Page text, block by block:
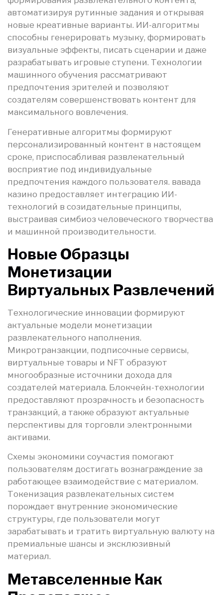
автоматизируя рутинные задания и открывая
новые креативные варианты. ИИ-алгоритмы
способны генерировать музыку, формировать
визуальные эффекты, писать сценарии и даже
разрабатывать игровые ступени. Технологии
машинного обучения рассматривают
предпочтения зрителей и позволяют
создателям совершенствовать контент для
максимального вовлечения.
Генеративные алгоритмы формируют
персонализированный контент в настоящем
сроке, приспосабливая развлекательный
восприятие под индивидуальные
предпочтения каждого пользователя. вавада
казино предоставляет интеграцию ИИ-
технологий в созидательные принципы,
выстраивая симбиоз человеческого творчества
и машинной производительности.
Новые Образцы
Монетизации
Виртуальных Развлечений
Технологические инновации формируют
актуальные модели монетизации
развлекательного наполнения.
Микротранзакции, подписочные сервисы,
виртуальные товары и NFT образуют
многообразные источники дохода для
создателей материала. Блокчейн-технологии
предоставляют прозрачность и безопасность
транзакций, а также образуют актуальные
перспективы для торговли электронными
активами.
Схемы экономики соучастия помогают
пользователям достигать вознаграждение за
работающее взаимодействие с материалом.
Токенизация развлекательных систем
порождает внутренние экономические
структуры, где пользователи могут
зарабатывать и тратить виртуальную валюту на
премиальные шансы и эксклюзивный
материал.
Метавселенные Как